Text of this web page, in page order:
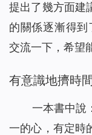
提出了幾方面建
的關係逐漸得
交流一下，希望
有意識地擠時
一本書中說
一的心，有定時